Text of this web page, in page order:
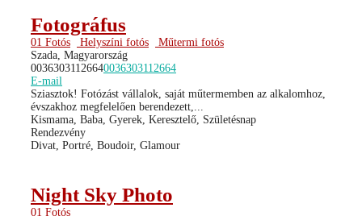
Fotográfus
01 Fotós Helyszíni fotós
Műtermi fotós
Szada, Magyarország
00363031126640036303112664
E-mail
Sziasztok! Fotózást vállalok, saját műtermemben az alkalomhoz,
évszakhoz megfelelően berendezett,...
Kismama, Baba, Gyerek, Keresztelő, Születésnap
Rendezvény
Divat, Portré, Boudoir, Glamour
Night Sky Photo
01 Fotós